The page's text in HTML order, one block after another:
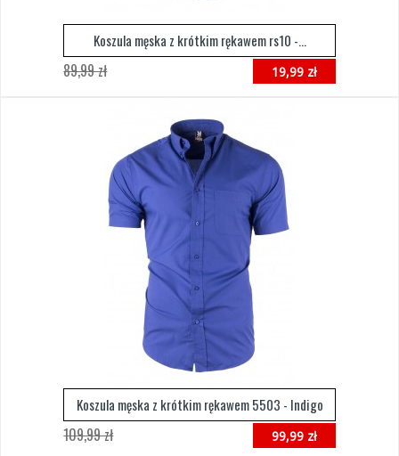
Koszula męska z krótkim rękawem rs10 -...
19,99 zł
89,99 zł
Koszula męska z krótkim rękawem 5503 - Indigo
99,99 zł
109,99 zł